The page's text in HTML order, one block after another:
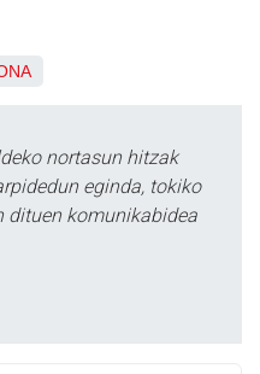
nortasun hitzak
eginda, tokiko
dituen komunikabidea